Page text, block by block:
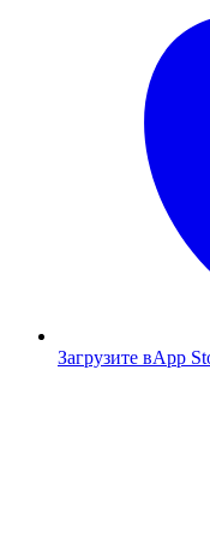
Загрузите вApp